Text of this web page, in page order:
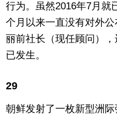
行为。虽然2016年7月就
个月以来一直没有对外
丽前社长（现任顾问）
已发生。
29
朝鲜发射了一枚新型洲际